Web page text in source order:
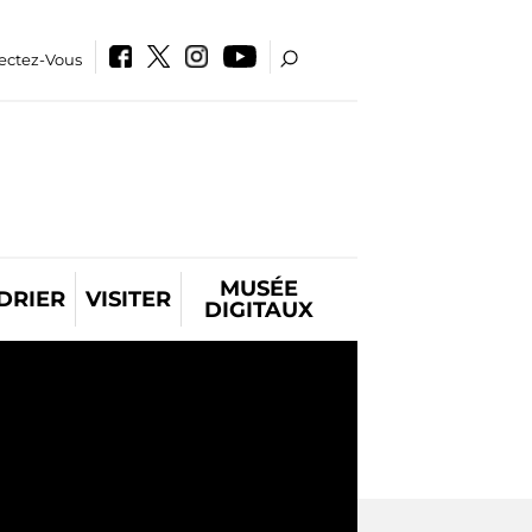
Vous
VISITER
MUSÉE
DIGITAUX